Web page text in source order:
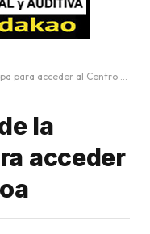
acceder al Centro Nafarroa
la
acceder